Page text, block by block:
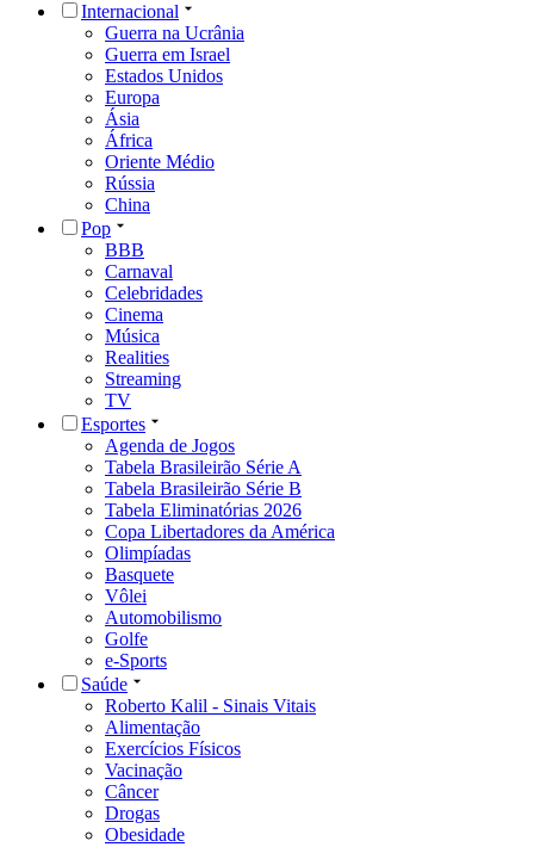
Internacional
Guerra na Ucrânia
Guerra em Israel
Estados Unidos
Europa
Ásia
África
Oriente Médio
Rússia
China
Pop
BBB
Carnaval
Celebridades
Cinema
Música
Realities
Streaming
TV
Esportes
Agenda de Jogos
Tabela Brasileirão Série A
Tabela Brasileirão Série B
Tabela Eliminatórias 2026
Copa Libertadores da América
Olimpíadas
Basquete
Vôlei
Automobilismo
Golfe
e-Sports
Saúde
Roberto Kalil - Sinais Vitais
Alimentação
Exercícios Físicos
Vacinação
Câncer
Drogas
Obesidade